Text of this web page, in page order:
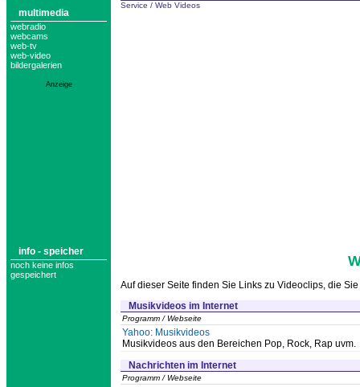
multimedia
webradio
webcams
web-tv
web-video
bildergalerien
Anzeige
info - speicher
noch keine infos
gespeichert
Service / Web Videos
Auf dieser Seite finden Sie Links zu Videoclips, die
Musikvideos im Internet
Programm / Webseite
Yahoo: Musikvideos
Musikvideos aus den Bereichen Pop, Rock, Rap uvm.
Nachrichten im Internet
Programm / Webseite